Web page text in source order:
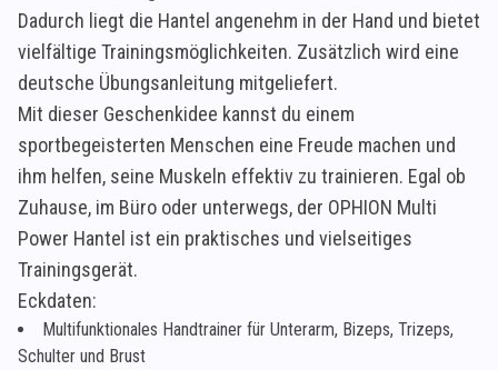
Dadurch liegt die Hantel angenehm in der Hand und bietet
vielfältige Trainingsmöglichkeiten. Zusätzlich wird eine
deutsche Übungsanleitung mitgeliefert.
Mit dieser Geschenkidee kannst du einem
sportbegeisterten Menschen eine Freude machen und
ihm helfen, seine Muskeln effektiv zu trainieren. Egal ob
Zuhause, im Büro oder unterwegs, der OPHION Multi
Power Hantel ist ein praktisches und vielseitiges
Trainingsgerät.
Eckdaten:
Multifunktionales Handtrainer für Unterarm, Bizeps, Trizeps,
Schulter und Brust